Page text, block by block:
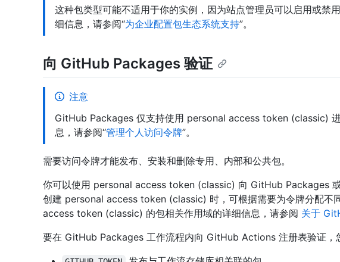
这种包类型可能不适用于你的实例，因为站点管理员可以启用或禁
细信息，请参阅“为企业配置包生态系统支持”。
向 GitHub Packages 验证
注意
GitHub Packages 仅支持使用 personal access token (classic)
息，请参阅“管理个人访问令牌”。
需要访问令牌才能发布、安装和删除专用、内部和公共包。
你可以使用 personal access token (classic) 向 GitHub Packages
创建 personal access token (classic) 时，可根据需要为令牌分配不
access token (classic) 的包相关作用域的详细信息，请参阅 关于
要在 GitHub Packages 工作流程内向 GitHub Actions 注册表验证，